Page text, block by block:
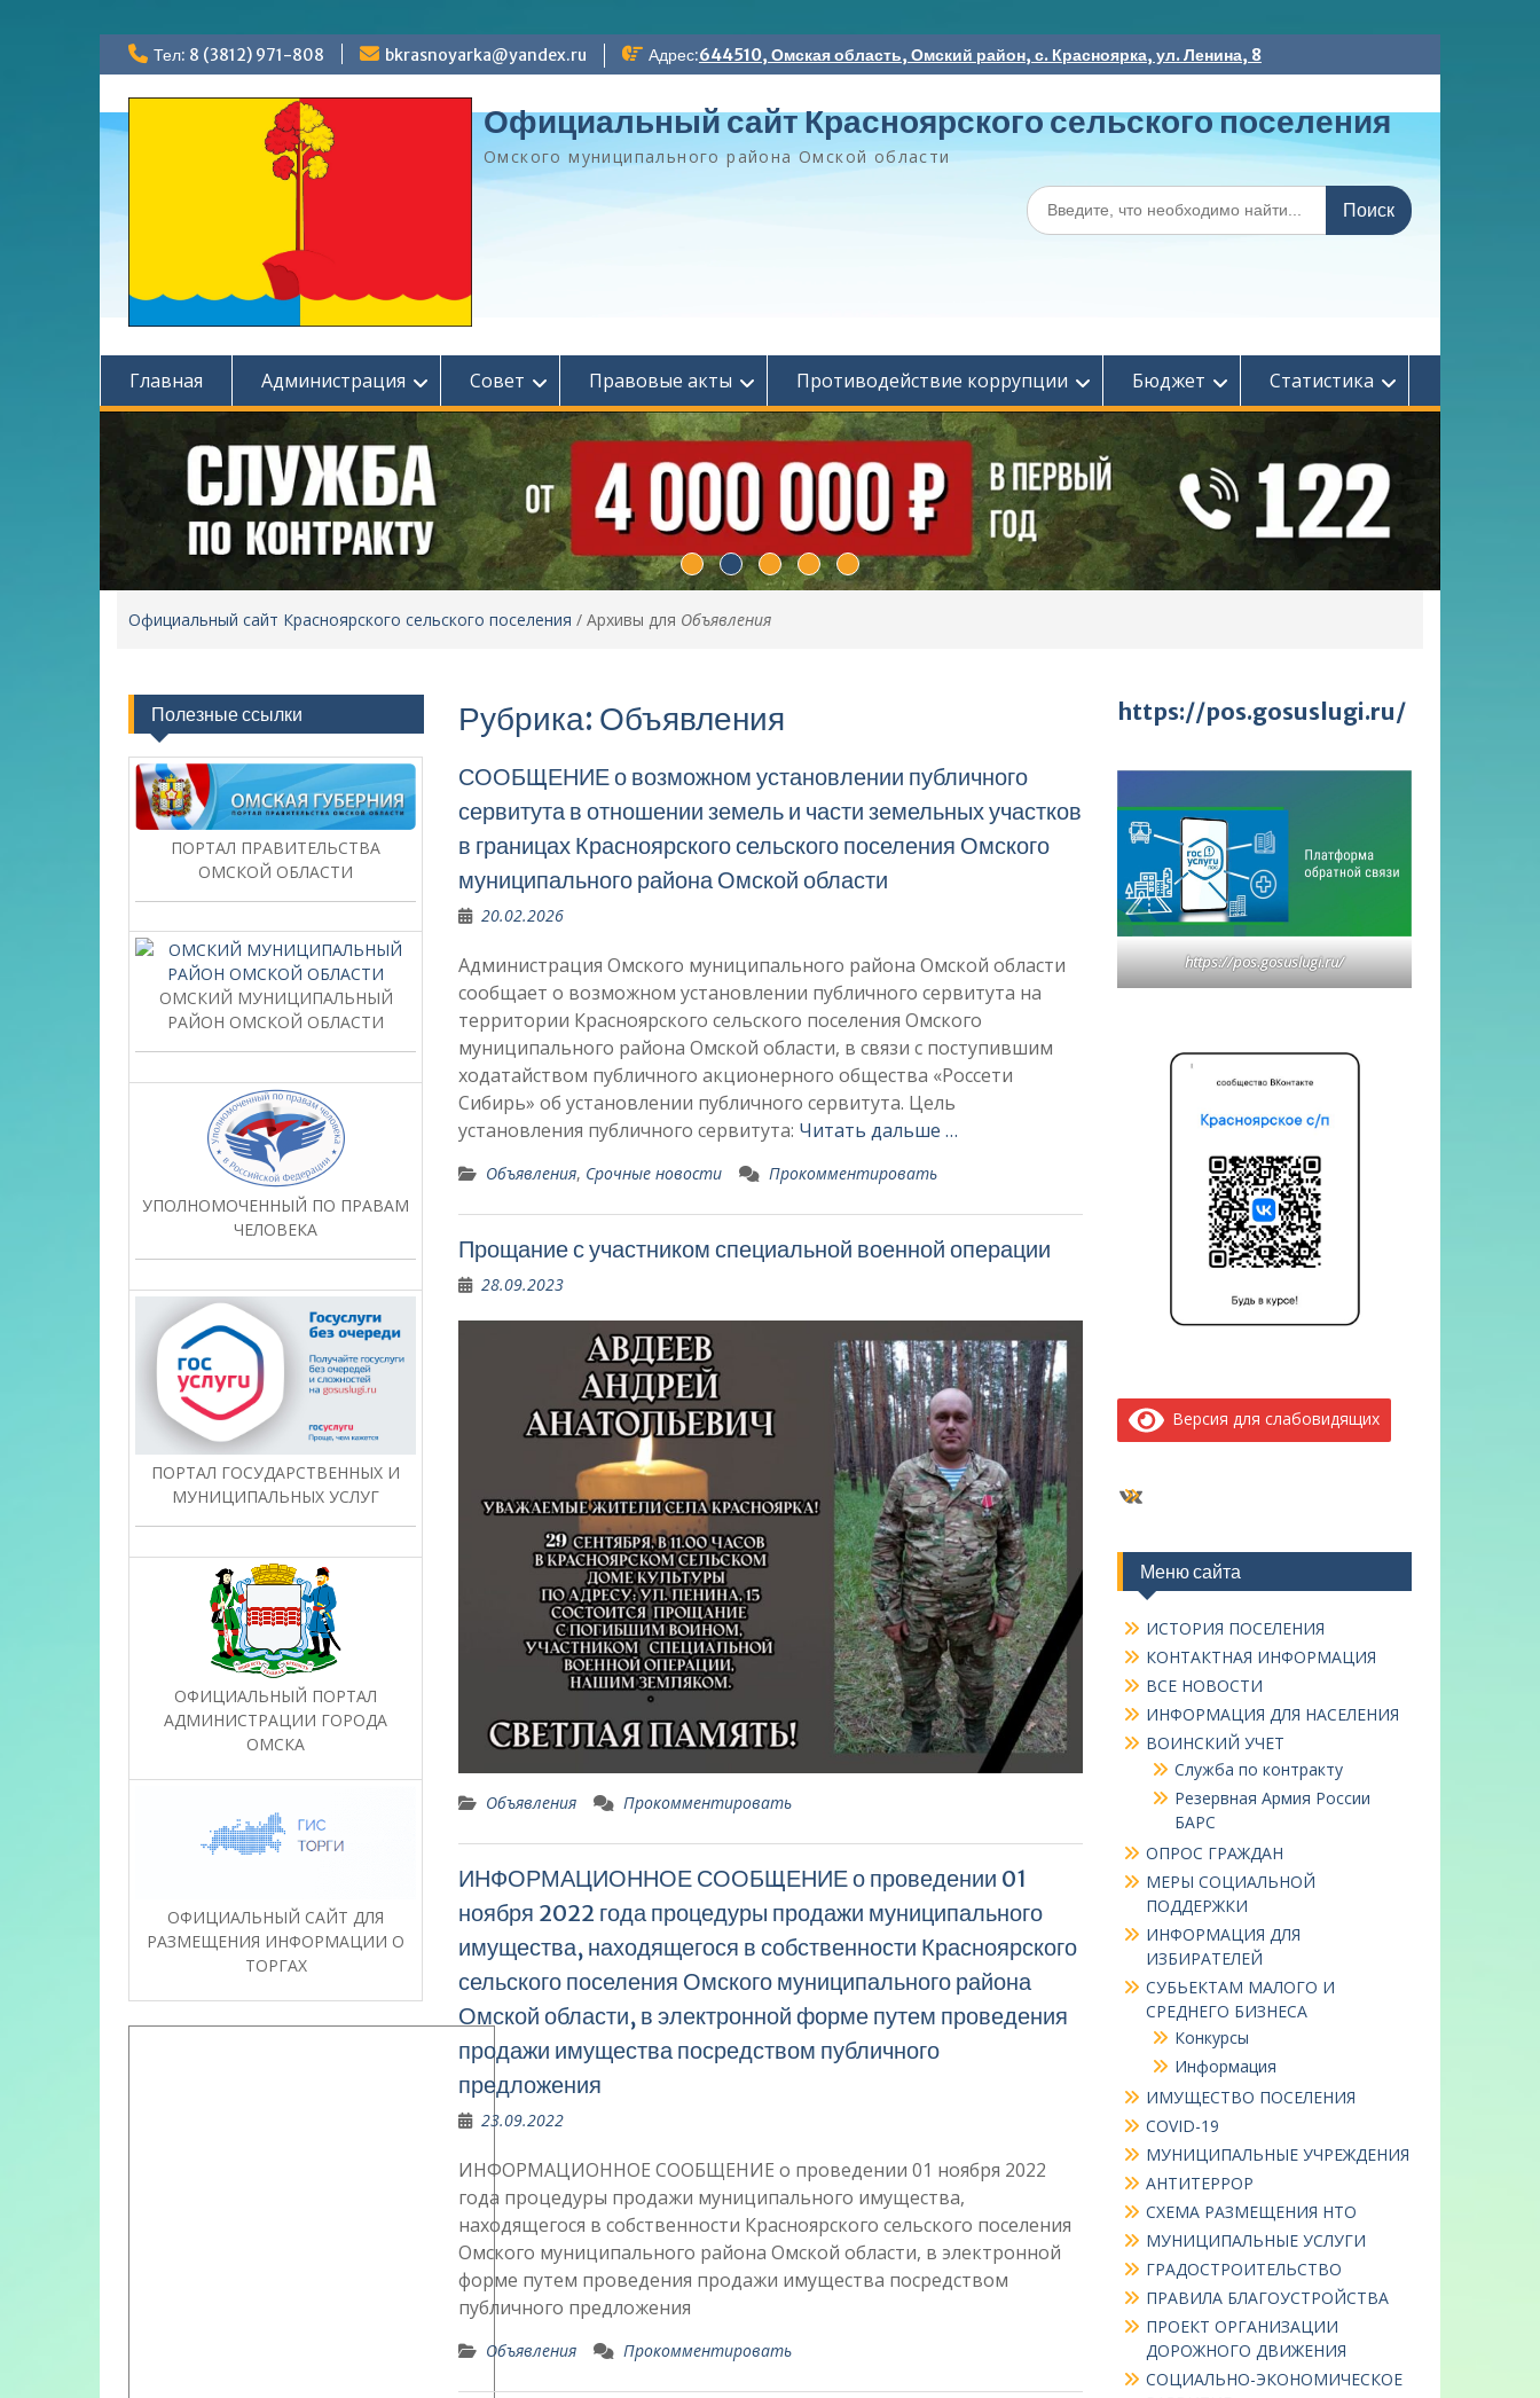
Перейти
к
содержимому
Тел: 8 (3812) 971-808 bkrasnoyarka@yandex.ru Адрес:644510, Омская область, Омский район, с. Красноярка, ул. Ленина, 8
Официальный сайт Красноярского сельского поселения
Омского муниципального района Омской области
Поиск
по:
Главная Администрация Совет Правовые акты Противодействие коррупции Бюджет Статистика
Официальный сайт Красноярского сельского поселения / Архивы для Объявления
Рубрика: Объявления
СООБЩЕНИЕ о возможном установлении публичного
сервитута в отношении земель и части земельных участков
в границах Красноярского сельского поселения Омского
муниципального района Омской области
20.02.2026
Администрация Омского муниципального района Омской области
сообщает о возможном установлении публичного сервитута на
территории Красноярского сельского поселения Омского
муниципального района Омской области, в связи с поступившим
ходатайством публичного акционерного общества «Россети
Сибирь» об установлении публичного сервитута. Цель
установления публичного сервитута: Читать дальше …
Объявления, Срочные новости Прокомментировать
Прощание с участником специальной военной операции
28.09.2023
Объявления Прокомментировать
ИНФОРМАЦИОННОЕ СООБЩЕНИЕ о проведении 01
ноября 2022 года процедуры продажи муниципального
имущества, находящегося в собственности Красноярского
сельского поселения Омского муниципального района
Омской области, в электронной форме путем проведения
продажи имущества посредством публичного
предложения
23.09.2022
ИНФОРМАЦИОННОЕ СООБЩЕНИЕ о проведении 01 ноября 2022
года процедуры продажи муниципального имущества,
находящегося в собственности Красноярского сельского поселения
Омского муниципального района Омской области, в электронной
форме путем проведения продажи имущества посредством
публичного предложения
Объявления Прокомментировать
https://pos.gosuslugi.ru/
https://pos.gosuslugi.ru/
Версия для слабовидящих
ВКонтакте
Меню сайта
ИСТОРИЯ ПОСЕЛЕНИЯ
КОНТАКТНАЯ ИНФОРМАЦИЯ
ВСЕ НОВОСТИ
ИНФОРМАЦИЯ ДЛЯ НАСЕЛЕНИЯ
ВОИНСКИЙ УЧЕТ
Служба по контракту
Резервная Армия России
БАРС
ОПРОС ГРАЖДАН
МЕРЫ СОЦИАЛЬНОЙ
ПОДДЕРЖКИ
ИНФОРМАЦИЯ ДЛЯ
ИЗБИРАТЕЛЕЙ
СУБЬЕКТАМ МАЛОГО И
СРЕДНЕГО БИЗНЕСА
Конкурсы
Информация
ИМУЩЕСТВО ПОСЕЛЕНИЯ
COVID-19
МУНИЦИПАЛЬНЫЕ УЧРЕЖДЕНИЯ
АНТИТЕРРОР
СХЕМА РАЗМЕЩЕНИЯ НТО
МУНИЦИПАЛЬНЫЕ УСЛУГИ
ГРАДОСТРОИТЕЛЬСТВО
ПРАВИЛА БЛАГОУСТРОЙСТВА
ПРОЕКТ ОРГАНИЗАЦИИ
ДОРОЖНОГО ДВИЖЕНИЯ
СОЦИАЛЬНО-ЭКОНОМИЧЕСКОЕ
Полезные ссылки
ПОРТАЛ ПРАВИТЕЛЬСТВА
ОМСКОЙ ОБЛАСТИ
ОМСКИЙ МУНИЦИПАЛЬНЫЙ
РАЙОН ОМСКОЙ ОБЛАСТИ
УПОЛНОМОЧЕННЫЙ ПО ПРАВАМ
ЧЕЛОВЕКА
ПОРТАЛ ГОСУДАРСТВЕННЫХ И
МУНИЦИПАЛЬНЫХ УСЛУГ
ОФИЦИАЛЬНЫЙ ПОРТАЛ
АДМИНИСТРАЦИИ ГОРОДА
ОМСКА
ОФИЦИАЛЬНЫЙ САЙТ ДЛЯ
РАЗМЕЩЕНИЯ ИНФОРМАЦИИ О
ТОРГАХ